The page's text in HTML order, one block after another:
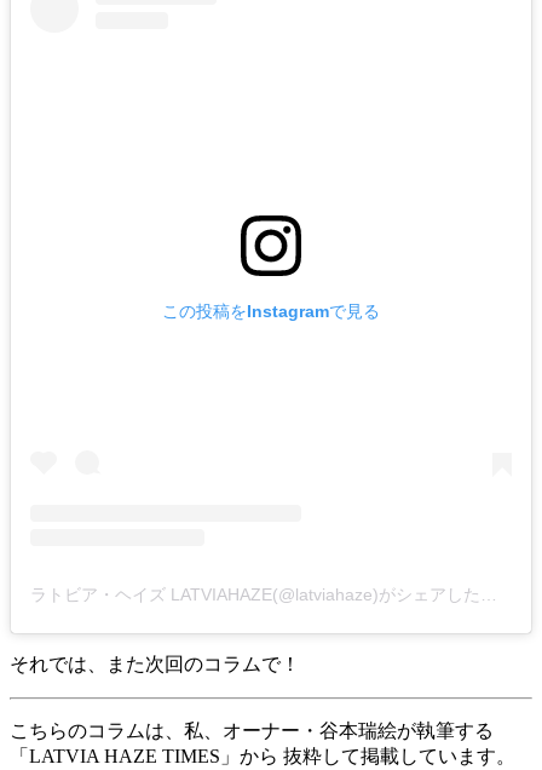
この投稿をInstagramで見る
それでは、また次回のコラムで！
こちらのコラムは、私、オーナー・谷本瑞絵が執筆する
「LATVIA HAZE TIMES」から 抜粋して掲載しています。